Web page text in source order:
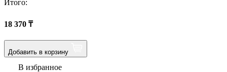
Итого:
18 370 ₸
Добавить в корзину
В избранное